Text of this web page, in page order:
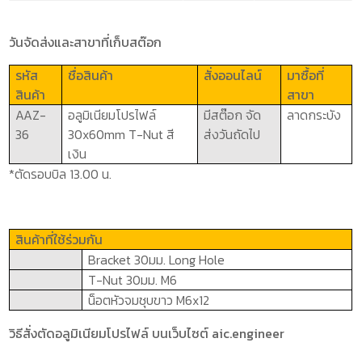
วันจัดส่งและสาขาที่เก็บสต๊อก
รหัส
สินค้า
ชื่อสินค้า สั่งออนไลน์
มาซื้อที่
สาขา
AAZ-
36
อลูมิเนียมโปรไฟล์
30x60mm T-Nutสี
เงิน
มีสต๊อก จัด
ส่งวันถัดไป
ลาดกระบัง
*ตัดรอบบิล 13.00 น.
สินค้าที่ใช้ร่วมกัน
Bracket 30มม. Long Hole
T-Nut30มม.M6
น็อตหัวจมชุบขาวM6x12
วิธีสั่งตัดอลูมิเนียมโปรไฟล์ บนเว็บไซต์ aic.engineer